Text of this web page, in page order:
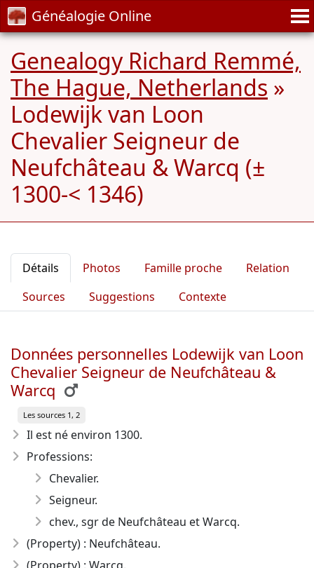
Généalogie Online
Genealogy Richard Remmé,
The Hague, Netherlands »
Lodewijk van Loon
Chevalier Seigneur de
Neufchâteau & Warcq (±
1300-< 1346)
Détails Photos Famille proche
Relation
Sources
Suggestions Contexte
Données personnelles Lodewijk van Loon
Chevalier Seigneur de Neufchâteau &
Warcq
Les sources 1, 2
Il est né environ 1300.
Professions:
Chevalier.
Seigneur.
chev., sgr de Neufchâteau et Warcq.
(Property) : Neufchâteau.